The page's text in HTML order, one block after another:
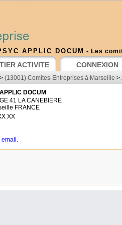
APPLIC DOCUM - Les
ACTIVITE CONNEXION
> (13001) Comites-Entreprises à Marseille >
DOCUM
41 LA CANEBIERE
FRANCE
XX
email.